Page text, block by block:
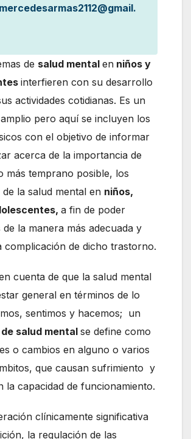
de salud mental en niños y
interfieren con su desarrollo
actividades cotidianas. Es un
pero aquí se incluyen los
con el objetivo de informar
acerca de la importancia de
más temprano posible, los
la salud mental en niños,
a fin de poder
la manera más adecuada y
complicación de dicho trastorno.
cuenta de que la salud mental
general en términos de lo
sentimos y hacemos; un
salud mental se define como
o cambios en alguno o varios
que causan sufrimiento y
la capacidad de funcionamiento.
clínicamente significativa
la regulación de las